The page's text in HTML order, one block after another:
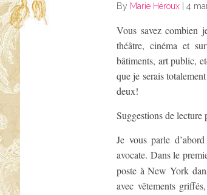
By Marie Héroux 4
Vous savez combien
théâtre, cinéma et
bâtiments, art public,
que je serais
deux!
Suggestions de lecture
Je vous parle
avocate. Dans le
poste à New York
avec vêtements